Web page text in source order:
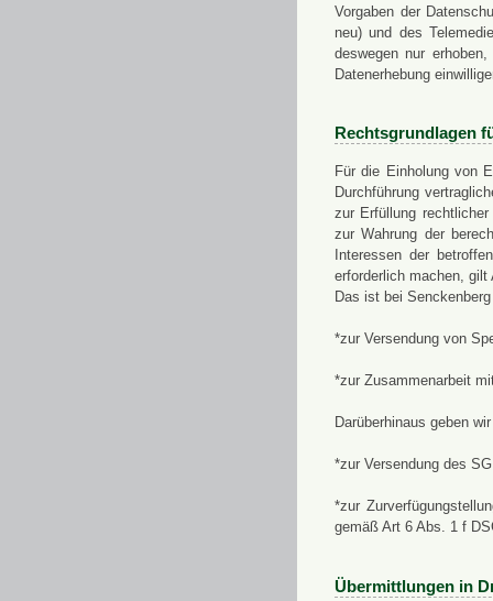
Vorgaben der
neu) und des
deswegen nur
Datenerhebung
Rechtsgrundlagen
Für die Einholung von
Durchführung
zur Erfüllung
zur Wahrung der
Interessen der
erforderlich machen,
Das ist bei
*zur Versendung von
*zur Zusammenarbeit
Darüberhinaus geben
*zur Versendung des
*zur
gemäß Art 6 Abs. 1 f
Übermittlungen in